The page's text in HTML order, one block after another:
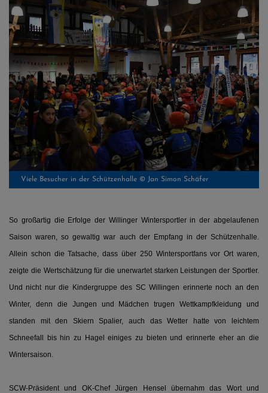
Viele Besucher in der Schützenhalle © Jan Simon Schäfer
So großartig die Erfolge der Willinger Wintersportler in der abgelaufenen
Saison waren, so gewaltig war auch der Empfang in der Schützenhalle.
Allein schon die Tatsache, dass über 250 Wintersportfans vor Ort waren,
zeigte die Wertschätzung für die unerwartet starken Leistungen der Sportler.
Und nicht nur die Kindergruppe des SC Willingen erinnerte noch an den
Winter, denn die Jungen und Mädchen trugen Wettkampfkleidung und
standen mit den Skiern Spalier, auch das Wetter hatte von leichtem
Schneefall bis hin zu Hagel einiges zu bieten und erinnerte eher an die
Wintersaison.
SCW-Präsident und OK-Chef Jürgen Hensel übernahm das Wort und